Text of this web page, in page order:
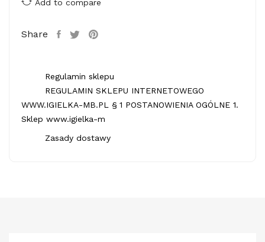
Add to compare
Share
Regulamin sklepu
REGULAMIN SKLEPU INTERNETOWEGO
WWW.IGIELKA-MB.PL § 1 POSTANOWIENIA OGÓLNE 1.
Sklep www.igielka-m
Zasady dostawy